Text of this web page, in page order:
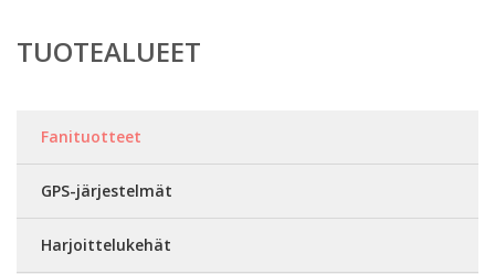
TUOTEALUEET
Fanituotteet
GPS-järjestelmät
Harjoittelukehät